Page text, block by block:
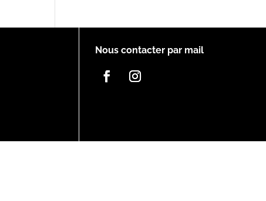
Nous contacter par mail